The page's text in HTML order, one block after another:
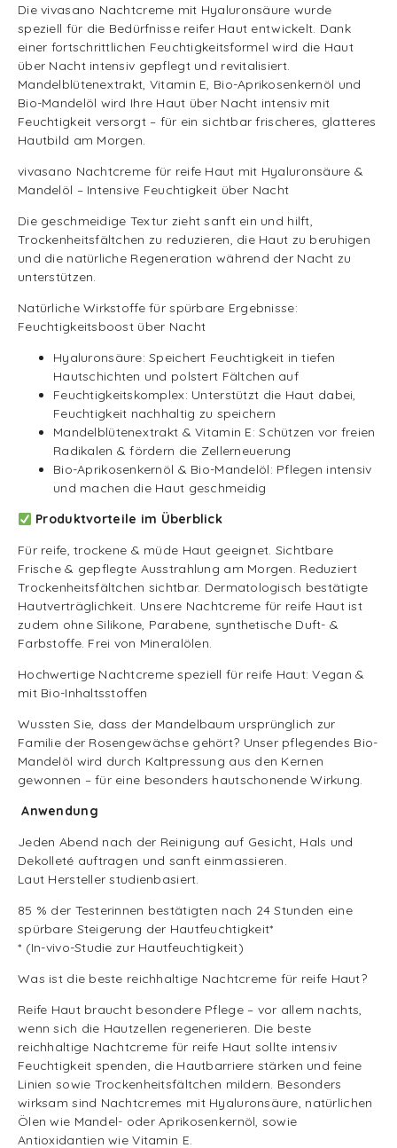
Die vivasano Nachtcreme mit Hyaluronsäure wurde
speziell für die Bedürfnisse reifer Haut entwickelt. Dank
einer fortschrittlichen Feuchtigkeitsformel wird die Haut
über Nacht intensiv gepflegt und revitalisiert.
Mandelblütenextrakt, Vitamin E, Bio-Aprikosenkernöl und
Bio-Mandelöl wird Ihre Haut über Nacht intensiv mit
Feuchtigkeit versorgt – für ein sichtbar frischeres, glatteres
Hautbild am Morgen.
vivasano Nachtcreme für reife Haut mit Hyaluronsäure &
Mandelöl – Intensive Feuchtigkeit über Nacht
Die geschmeidige Textur zieht sanft ein und hilft,
Trockenheitsfältchen zu reduzieren, die Haut zu beruhigen
und die natürliche Regeneration während der Nacht zu
unterstützen.
Natürliche Wirkstoffe für spürbare Ergebnisse:
Feuchtigkeitsboost über Nacht
Hyaluronsäure: Speichert Feuchtigkeit in tiefen
Hautschichten und polstert Fältchen auf
Feuchtigkeitskomplex: Unterstützt die Haut dabei,
Feuchtigkeit nachhaltig zu speichern
Mandelblütenextrakt & Vitamin E: Schützen vor freien
Radikalen & fördern die Zellerneuerung
Bio-Aprikosenkernöl & Bio-Mandelöl: Pflegen intensiv
und machen die Haut geschmeidig
Produktvorteile im Überblick
Für reife, trockene & müde Haut geeignet. Sichtbare
Frische & gepflegte Ausstrahlung am Morgen. Reduziert
Trockenheitsfältchen sichtbar. Dermatologisch bestätigte
Hautverträglichkeit. Unsere Nachtcreme für reife Haut ist
zudem ohne Silikone, Parabene, synthetische Duft- &
Farbstoffe. Frei von Mineralölen.
Hochwertige Nachtcreme speziell für reife Haut: Vegan &
mit Bio-Inhaltsstoffen
Wussten Sie, dass der Mandelbaum ursprünglich zur
Familie der Rosengewächse gehört? Unser pflegendes Bio-
Mandelöl wird durch Kaltpressung aus den Kernen
gewonnen – für eine besonders hautschonende Wirkung.
Anwendung
Jeden Abend nach der Reinigung auf Gesicht, Hals und
Dekolleté auftragen und sanft einmassieren.
Laut Hersteller studienbasiert.
85 % der Testerinnen bestätigten nach 24 Stunden eine
spürbare Steigerung der Hautfeuchtigkeit*
* (In-vivo-Studie zur Hautfeuchtigkeit)
Was ist die beste reichhaltige Nachtcreme für reife Haut?
Reife Haut braucht besondere Pflege – vor allem nachts,
wenn sich die Hautzellen regenerieren. Die beste
reichhaltige Nachtcreme für reife Haut sollte intensiv
Feuchtigkeit spenden, die Hautbarriere stärken und feine
Linien sowie Trockenheitsfältchen mildern. Besonders
wirksam sind Nachtcremes mit Hyaluronsäure, natürlichen
Ölen wie Mandel- oder Aprikosenkernöl, sowie
Antioxidantien wie Vitamin E.